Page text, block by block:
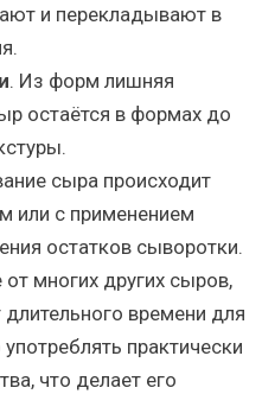
и перекладывают в
. Из форм лишняя
остаётся в формах до
сыра происходит
или с применением
остатков сыворотки.
от многих других сыров,
времени для
практически
что делает его